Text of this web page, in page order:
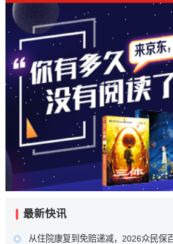
最新快讯
从住院康复到免赔递减，2026众民保